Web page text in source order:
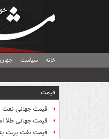
خانه سیاست جهان
قیمت
قیمت جهانی نفت امروز
قیمت جهانی طلا امروز ۱۵
قیمت نفت برنت به ۷۹ دلار